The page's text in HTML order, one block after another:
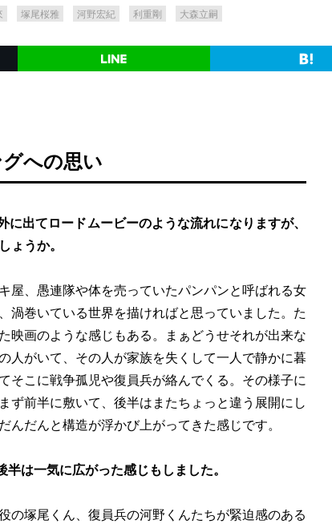
塚尾桜雅 河野宏紀 利重剛 大森立嗣
への思い
出てロードムービーのような流れになりますが、
ょうか。
屋、愚連隊や体を売っていたパンパンと呼ばれる女
渦巻いている世界を描ければと思っていました。た
映画のような感じもある。まぁどうせそれが出来な
人がいて、その人が家族を失くして一人で静かに暮
そこに戦争孤児や復員兵が絡んでくる。その様子に
ず前半に敷いて、後半はまたちょっと違う展開にし
だんと構造が浮かび上がってきた感じです。
は一気に広がった感じもしました。
の塚尾くん、復員兵の河野くんたちが緊迫感のある